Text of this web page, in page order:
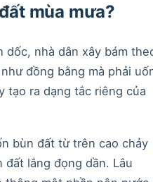
mùa mưa?
dốc, nhà dân xây bám
đồng bằng mà phải
tạo ra dạng tắc riêng của
bùn đất từ trên cao chảy
lắng đọng dần. Lâu